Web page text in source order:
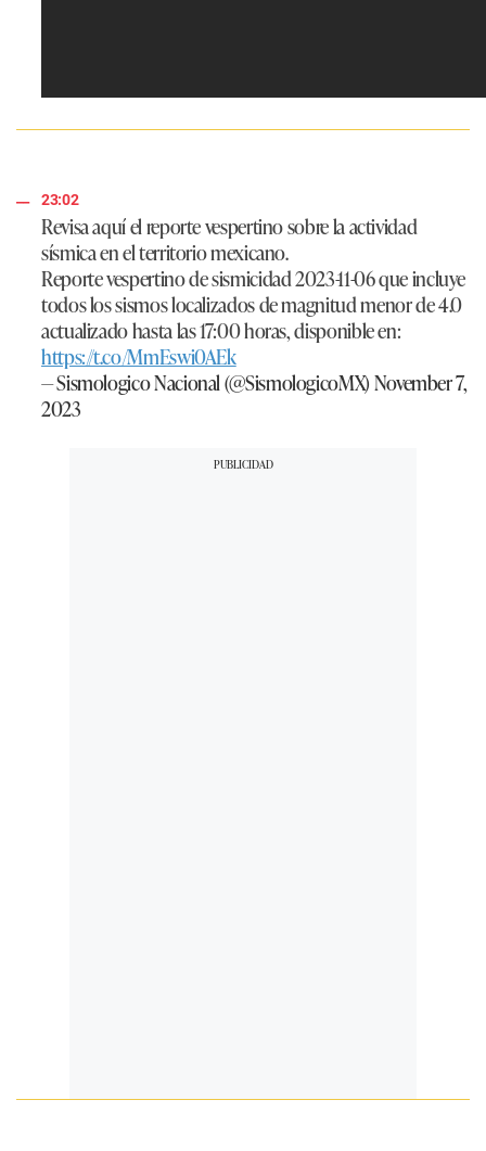
23:02
Revisa aquí el reporte vespertino sobre la actividad
sísmica en el territorio mexicano.
Reporte vespertino de sismicidad 2023-11-06 que incluye
todos los sismos localizados de magnitud menor de 4.0
actualizado hasta las 17:00 horas, disponible en:
https://t.co/MmEswi0AEk
— Sismologico Nacional (@SismologicoMX)November 7,
2023